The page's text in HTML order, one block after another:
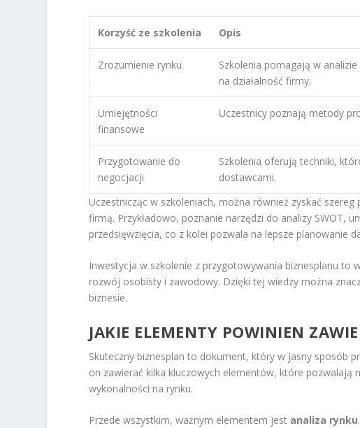
Korzyść ze szkolenia Opis
Zrozumienie rynku
Szkolenia pomagają w
na działalność firmy.
Umiejętności
finansowe
Uczestnicy poznają metody
Przygotowanie do
negocjacji
Szkolenia oferują techniki,
dostawcami.
Uczestnicząc w szkoleniach, można również zyskać
firmą. Przykładowo, poznanie narzędzi do analizy SWOT,
przedsięwzięcia, co z kolei pozwala na lepsze planowanie
Inwestycja w szkolenie z przygotowywania biznesplanu to
rozwój osobisty i zawodowy. Dzięki tej wiedzy można
biznesie.
JAKIE ELEMENTY POWINIEN
Skuteczny biznesplan to dokument, który w jasny sposób
on zawierać kilka kluczowych elementów, które pozwalają
wykonalności na rynku.
Przede wszystkim, ważnym elementem jest analiza rynku